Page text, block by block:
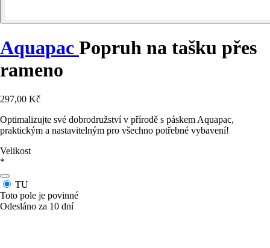
Aquapac Popruh na tašku přes
rameno
297,00 Kč
Optimalizujte své dobrodružství v přírodě s páskem Aquapac,
praktickým a nastavitelným pro všechno potřebné vybavení!
Velikost
*
TU
Toto pole je povinné
Odesláno za 10 dní